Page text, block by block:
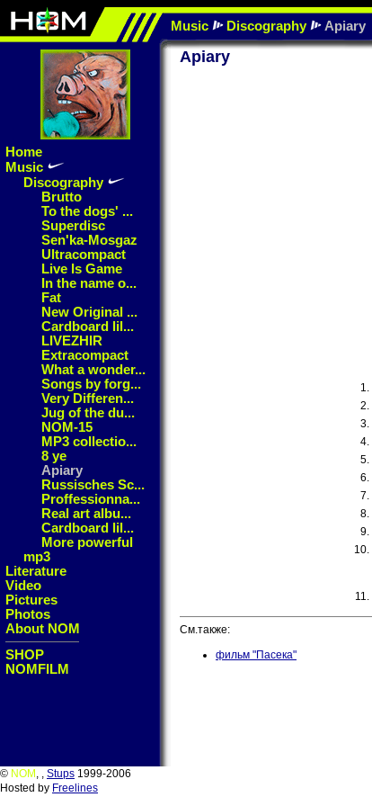
Music Discography Apiary
Home
Music
Discography
Brutto
To the dogs' ...
Superdisc
Sen'ka-Mosgaz
Ultracompact
Live Is Game
In the name o...
Fat
New Original ...
Cardboard lil...
LIVEZHIR
Extracompact
What a wonder...
Songs by forg...
Very Differen...
Jug of the du...
NOM-15
MP3 collectio...
8 ye
Apiary
Russisches Sc...
Proffessionna...
Real art albu...
Cardboard lil...
More powerful
mp3
Literature
Video
Pictures
Photos
About NOM
SHOP
NOMFILM
Apiary
1.
2.
3.
4.
5.
6.
7.
8.
9.
10.
11.
См.также:
фильм "Пасека"
© NOM , , Stups 1999-2006
Hosted by Freelines